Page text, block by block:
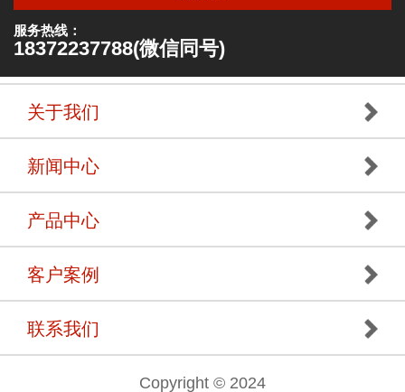
服务热线：
18372237788(微信同号)
关于我们
新闻中心
产品中心
客户案例
联系我们
Copyright © 2024